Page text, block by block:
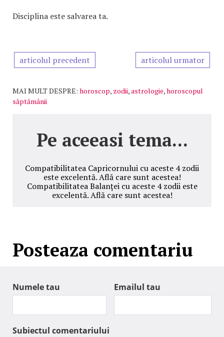
Disciplina este salvarea ta.
articolul precedent articolul urmator
MAI MULT DESPRE: horoscop, zodii,astrologie,horoscopul
săptămânii
Pe aceeasi tema...
Compatibilitatea Capricornului cu aceste 4 zodii
este excelentă. Află care sunt acestea!
Compatibilitatea Balanței cu aceste 4 zodii este
excelentă. Află care sunt acestea!
Posteaza comentariu
Numele tau Emailul tau
Subiectul comentariului